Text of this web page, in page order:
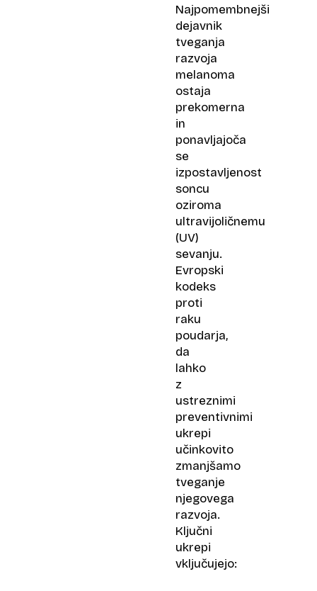
Najpomembnejši
dejavnik
tveganja
razvoja
melanoma
ostaja
prekomerna
in
ponavljajoča
se
izpostavljenost
soncu
oziroma
ultravijoličnemu
(UV)
sevanju.
Evropski
kodeks
proti
raku
poudarja,
da
lahko
z
ustreznimi
preventivnimi
ukrepi
učinkovito
zmanjšamo
tveganje
njegovega
razvoja.
Ključni
ukrepi
vključujejo: